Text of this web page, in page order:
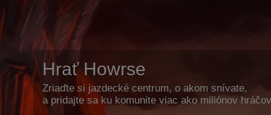
Hrať Howrse
Zriaďte si jazdecké centrum, o akom snívate,
a pridajte sa ku komunite viac ako miliónov